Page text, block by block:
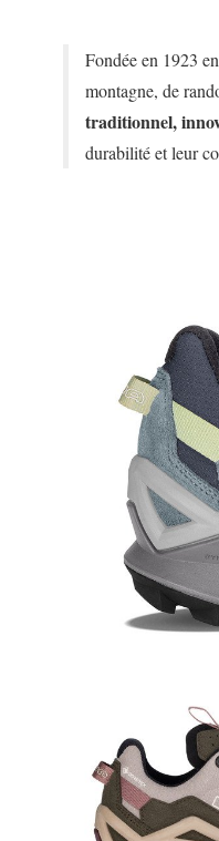
Fondée en 1923
montagne, de
traditionnel,
durabilité et leur